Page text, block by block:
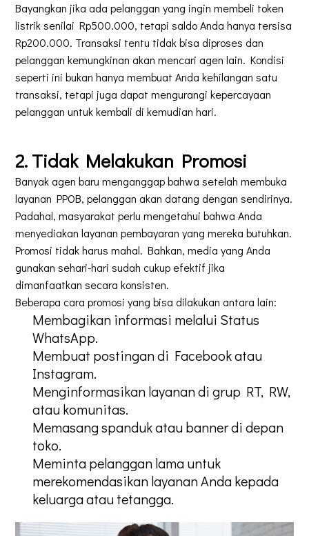
Bayangkan jika ada pelanggan yang ingin membeli token
listrik senilai Rp500.000, tetapi saldo Anda hanya tersisa
Rp200.000. Transaksi tentu tidak bisa diproses dan
pelanggan kemungkinan akan mencari agen lain. Kondisi
seperti ini bukan hanya membuat Anda kehilangan satu
transaksi, tetapi juga dapat mengurangi kepercayaan
pelanggan untuk kembali di kemudian hari.
2. Tidak Melakukan Promosi
Banyak agen baru menganggap bahwa setelah membuka
layanan PPOB, pelanggan akan datang dengan sendirinya.
Padahal, masyarakat perlu mengetahui bahwa Anda
menyediakan layanan pembayaran yang mereka butuhkan.
Promosi tidak harus mahal. Bahkan, media yang Anda
gunakan sehari-hari sudah cukup efektif jika
dimanfaatkan secara konsisten.
Beberapa cara promosi yang bisa dilakukan antara lain:
Membagikan informasi melalui Status
WhatsApp.
Membuat postingan di Facebook atau
Instagram.
Menginformasikan layanan di grup RT, RW,
atau komunitas.
Memasang spanduk atau banner di depan
toko.
Meminta pelanggan lama untuk
merekomendasikan layanan Anda kepada
keluarga atau tetangga.